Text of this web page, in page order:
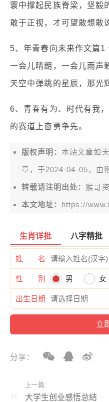
寰中撑起民族脊梁，坚毅
敢于正视，才可望敢想敢
5、年青春向未来作文篇1
一会儿晴朗，一会儿雨声
天空中弹跳的星辰，那光
6、青春有为、时代有我
的赛道上奋勇争先。
版权声明： 本站文章如
章，于2024-04-05，由
转载请注明出处：猴哥
本文地址： https://
生肖详批 八字精批
姓 名
性 别 男 女
出生日期
分享：
上一篇:
大学生创业感悟总结